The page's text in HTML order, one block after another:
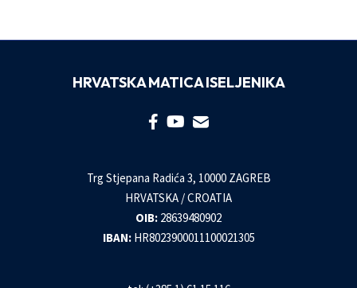
HRVATSKA MATICA ISELJENIKA
Trg Stjepana Radića 3, 10000 ZAGREB
HRVATSKA / CROATIA
OIB: 28639480902
IBAN: HR8023900011100021305